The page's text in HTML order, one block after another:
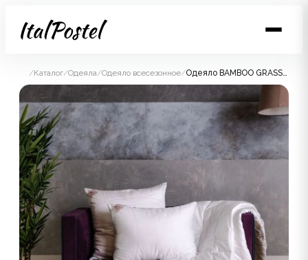
/Каталог/Одеяла/Одеяло всесезонное/ Одеяло BAMBOO GRASS всесезонное 200x200